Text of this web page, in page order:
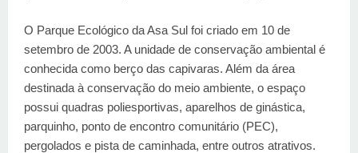
O Parque Ecológico da Asa Sul foi criado em 10 de
setembro de 2003. A unidade de conservação ambiental é
conhecida como berço das capivaras. Além da área
destinada à conservação do meio ambiente, o espaço
possui quadras poliesportivas, aparelhos de ginástica,
parquinho, ponto de encontro comunitário (PEC),
pergolados e pista de caminhada, entre outros atrativos.